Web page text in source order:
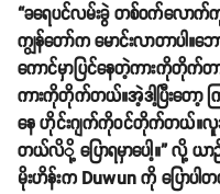
“ခရေပင်လမ်းခွဲ တစ်ဝက်လောက်ကု
ကျွန်တော်က မောင်းလာတာပါ။
ကောင်မှာပြင်နေတဲ့ကားကိုတိုက်
ကားကိုတိုက်တယ်။အဲ့ဒါ့ပြီးတေ
နေ ဟိုင်းဂျက်ကိုဝင်တိုက်တယ်။လူအ
တယ်လိို့ ပြောရမှာပေါ့။” လို့
မိုးဟိန်းက Duwun ကို ပြောပါ